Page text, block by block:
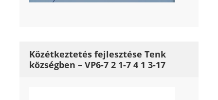
Közétkeztetés fejlesztése Tenk
községben – VP6-7 2 1-7 4 1 3-17